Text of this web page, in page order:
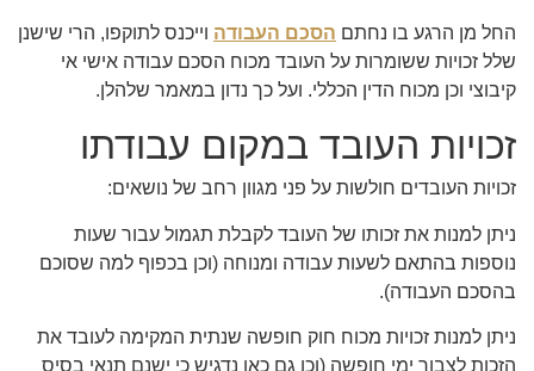
החל מן הרגע בו נחתם הסכם העבודה וייכנס לתוקפו, הרי שישנן
שלל זכויות ששומרות על העובד מכוח הסכם עבודה אישי אי
קיבוצי וכן מכוח הדין הכללי. ועל כך נדון במאמר שלהלן.
זכויות העובד במקום עבודתו
זכויות העובדים חולשות על פני מגוון רחב של נושאים:
ניתן למנות את זכותו של העובד לקבלת תגמול עבור שעות
נוספות בהתאם לשעות עבודה ומנוחה (וכן בכפוף למה שסוכם
בהסכם העבודה).
ניתן למנות זכויות מכוח חוק חופשה שנתית המקימה לעובד את
הזכות לצבור ימי חופשה (וכן גם כאן נדגיש כי ישנם תנאי בסיס